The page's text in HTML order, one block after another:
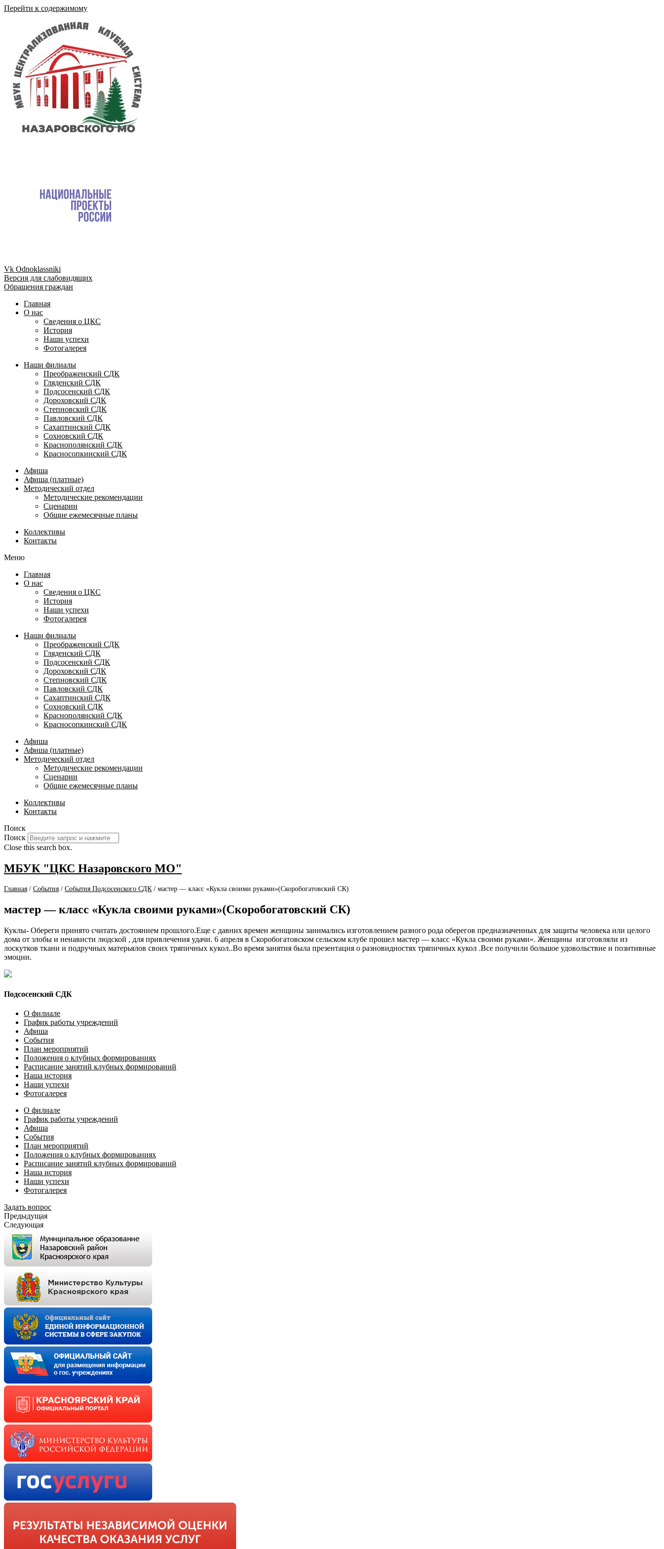
Перейти к содержимому
Vk Odnoklassniki
Версия для слабовидящих
Обращения граждан
Главная
О нас
Сведения о ЦКС
История
Наши успехи
Фотогалерея
Наши филиалы
Преображенский СДК
Гляденский СДК
Подсосенский СДК
Дороховский СДК
Степновский СДК
Павловский СДК
Сахаптинский СДК
Сохновский СДК
Краснополянский СДК
Красносопкинский СДК
Афиша
Афиша (платные)
Методический отдел
Методические рекомендации
Сценарии
Общие ежемесячные планы
Коллективы
Контакты
Меню
Главная
О нас
Сведения о ЦКС
История
Наши успехи
Фотогалерея
Наши филиалы
Преображенский СДК
Гляденский СДК
Подсосенский СДК
Дороховский СДК
Степновский СДК
Павловский СДК
Сахаптинский СДК
Сохновский СДК
Краснополянский СДК
Красносопкинский СДК
Афиша
Афиша (платные)
Методический отдел
Методические рекомендации
Сценарии
Общие ежемесячные планы
Коллективы
Контакты
Поиск
Поиск
Close this search box.
МБУК "ЦКС Назаровского МО"
Главная / События / События Подсосенского СДК / мастер — класс «Кукла своими руками»(Скоробогатовский СК)
мастер — класс «Кукла своими руками»(Скоробогатовский СК)
Куклы- Обереги принято считать достоянием прошлого.Еще с давних времен женщины занимались изготовлением разного рода оберегов предназначенных для защиты человека или целого
дома от злобы и ненависти людской , для привлечения удачи. 6 апреля в Скоробогатовском сельском клубе прошел мастер — класс «Кукла своими руками». Женщины изготовляли из
лоскутков ткани и подручных матерьялов своих тряпичных кукол..Во время занятия была презентация о разновидностях тряпичных кукол .Все получили большое удовольствие и позитивные
эмоции.
Подсосенский СДК
О филиале
График работы учреждений
Афиша
События
План мероприятий
Положения о клубных формированиях
Расписание занятий клубных формирований
Наша история
Наши успехи
Фотогалерея
О филиале
График работы учреждений
Афиша
События
План мероприятий
Положения о клубных формированиях
Расписание занятий клубных формирований
Наша история
Наши успехи
Фотогалерея
Задать вопрос
Предыдущая
Следующая